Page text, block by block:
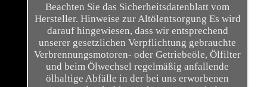
Beachten Sie das Sicherheitsdatenblatt vom
Hersteller. Hinweise zur Altölentsorgung Es wird
darauf hingewiesen, dass wir entsprechend
unserer gesetzlichen Verpflichtung gebrauchte
Verbrennungsmotoren- oder Getriebeöle, Ölfilter
und beim Ölwechsel regelmäßig anfallende
ölhaltige Abfälle in der bei uns erworbenen